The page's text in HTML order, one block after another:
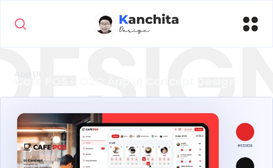
App UI
Cafe POS - O2O App UI Concept Design